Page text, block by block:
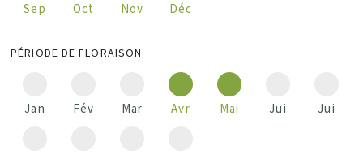
Sep Oct Nov Déc
PÉRIODE DE FLORAISON
Jan Fév Mar Avr Mai Jui Jui